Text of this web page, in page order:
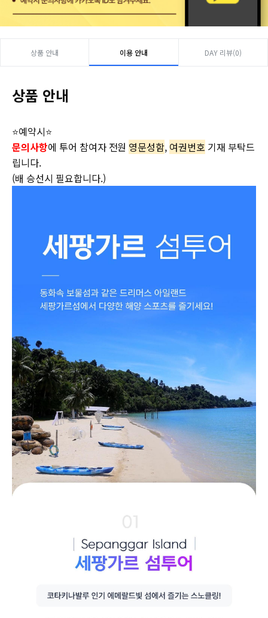
상품 안내 이용 안내 DAY 리뷰(0)
상품 안내
⭐예약시⭐
문의사항에 투어 참여자 전원 영문성함, 여권번호 기재 부탁드
립니다.
(배 승선시 필요합니다.)